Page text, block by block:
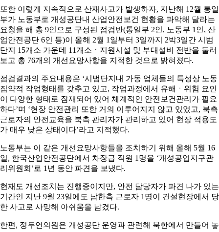
또한 이렇게 지속적으로 산재사고가 발생하자, 지난해 12월 통일
부가 노동부로 개성공단내 산업안전보건 현황을 파악해 달라는
요청을 해 총 9인으로 구성된 점검반(통일부 2인, 노동부 1인, 산
업안전공단 6인 등)이 올해 2월 1일부터 3일까지 2박3일간 시범
단지 15개소 가운데 11개소ㆍ지원시설 및 부대설비 전반을 둘러
보고 총 76개의 개선요망사항을 지적한 것으로 밝혀졌다.
점검결과의 주요내용은 ‘시범단지내 가동 업체들의 특성상 노동
집약적 작업형태를 갖추고 있고, 작업과정에서 유해ㆍ위험 요인
이 다양한 형태로 잠재되어 있어 체계적인 안전보건관리가 필요
하다’며 ‘현장 안전관리 또한 거의 이루어지지 않고 있었고, 북측
근로자의 안전교육을 북측 관리자가 관리하고 있어 현장 적용도
가 매우 낮은 상태이다’라고 지적했다.
노동부는 이 같은 개선요망사항들을 조치하기 위해 올해 5월 16
일, 한국산업안전공단에서 차장급 직원 1명을 ‘개성공업지구관
리위원회’로 1년 동안 파견을 보냈다.
현재도 개선조치는 진행중이지만, 안전 담당자가 파견 나가 있는
기간인 지난 9월 23일에도 남한측 근로자 1명이 건설현장에서 당
한 사고로 사망해 아쉬움을 남겼다.
한편, 정두언의원은 개성공단 운영과 관련해 북한에서 만들어 놓